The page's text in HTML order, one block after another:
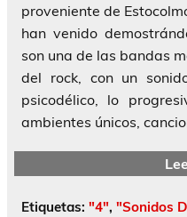
proveniente de
han venido
son una de las bandas
del rock, con un
psicodélico, lo
ambientes únicos,
Etiquetas: "4", "Sonidos